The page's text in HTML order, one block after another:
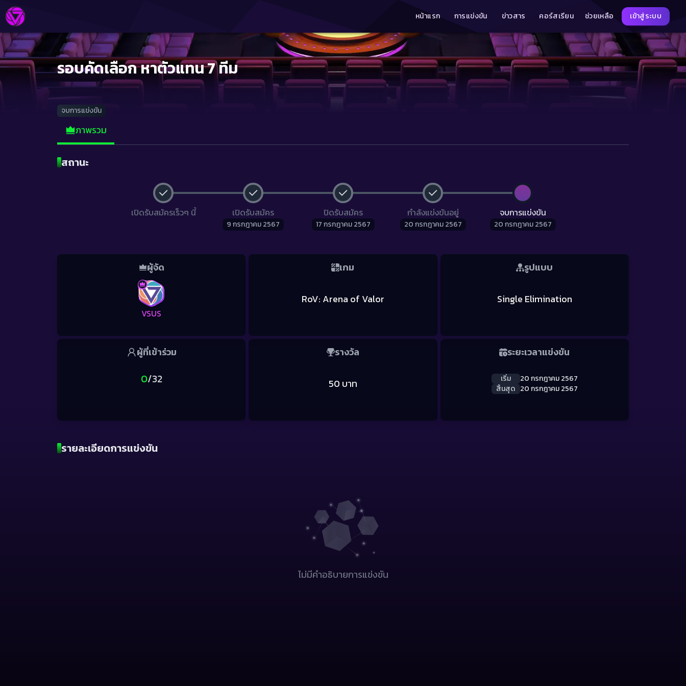
หน้าแรก การแข่งขัน ข่าวสาร คอร์สเรียน ช่วยเหลือ เข้าสู่ระบบ
รอบคัดเลือก หาตัวแทน 7 ทีม
จบการแข่งขัน
ภาพรวม
สถานะ
เปิดรับสมัครเร็วๆ นี้ เปิดรับสมัคร
9 กรกฎาคม 2567
ปิดรับสมัคร
17 กรกฎาคม 2567
กำลังแข่งขันอยู่
20 กรกฎาคม 2567
จบการแข่งขัน
20 กรกฎาคม 2567
ผู้จัด
VSUS
เกม
RoV: Arena of Valor
รูปแบบ
Single Elimination
ผู้ที่เข้าร่วม
0/32
รางวัล
50 บาท
ระยะเวลาแข่งขัน
เริ่ม
20 กรกฎาคม 2567
สิ้นสุด 20 กรกฎาคม 2567
รายละเอียดการแข่งขัน
ไม่มีคำอธิบายการแข่งขัน